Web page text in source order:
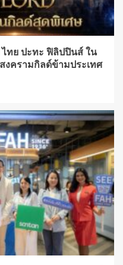
ไทย ปะทะ ฟิลิปปินส์ ใน
งครามกิลด์ข้ามประเทศ